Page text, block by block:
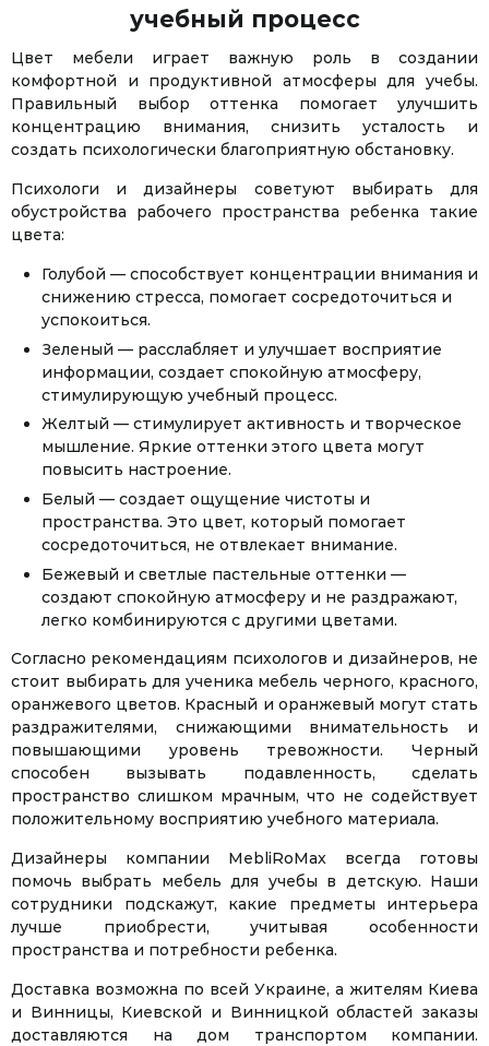
учебный процесс
Цвет мебели играет важную роль в создании
комфортной и продуктивной атмосферы для учебы.
Правильный выбор оттенка помогает улучшить
концентрацию внимания, снизить усталость и
создать психологически благоприятную обстановку.
Психологи и дизайнеры советуют выбирать для
обустройства рабочего пространства ребенка такие
цвета:
Голубой — способствует концентрации внимания и
снижению стресса, помогает сосредоточиться и
успокоиться.
Зеленый — расслабляет и улучшает восприятие
информации, создает спокойную атмосферу,
стимулирующую учебный процесс.
Желтый — стимулирует активность и творческое
мышление. Яркие оттенки этого цвета могут
повысить настроение.
Белый — создает ощущение чистоты и
пространства. Это цвет, который помогает
сосредоточиться, не отвлекает внимание.
Бежевый и светлые пастельные оттенки —
создают спокойную атмосферу и не раздражают,
легко комбинируются с другими цветами.
Согласно рекомендациям психологов и дизайнеров, не
стоит выбирать для ученика мебель черного, красного,
оранжевого цветов. Красный и оранжевый могут стать
раздражителями, снижающими внимательность и
повышающими уровень тревожности. Черный
способен вызывать подавленность, сделать
пространство слишком мрачным, что не содействует
положительному восприятию учебного материала.
Дизайнеры компании MebliRoMax всегда готовы
помочь выбрать мебель для учебы в детскую. Наши
сотрудники подскажут, какие предметы интерьера
лучше приобрести, учитывая особенности
пространства и потребности ребенка.
Доставка возможна по всей Украине, а жителям Киева
и Винницы, Киевской и Винницкой областей заказы
доставляются на дом транспортом компании.